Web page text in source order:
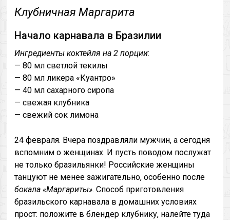
Клубничная Маргарита
Начало карнавала в Бразилии
Ингредиенты коктейля на 2 порции:
— 80 мл светлой текилы
— 80 мл ликера «Куантро»
— 40 мл сахарного сиропа
— свежая клубника
— свежий сок лимона
24 февраля. Вчера поздравляли мужчин, а сегодня
вспомним о женщинах. И пусть поводом послужат
не только бразильянки! Российские женщины
танцуют не менее зажигательно, особенно после
бокала «Маргариты». Способ приготовления
бразильского карнавала в домашних условиях
прост: положите в блендер клубнику, налейте туда